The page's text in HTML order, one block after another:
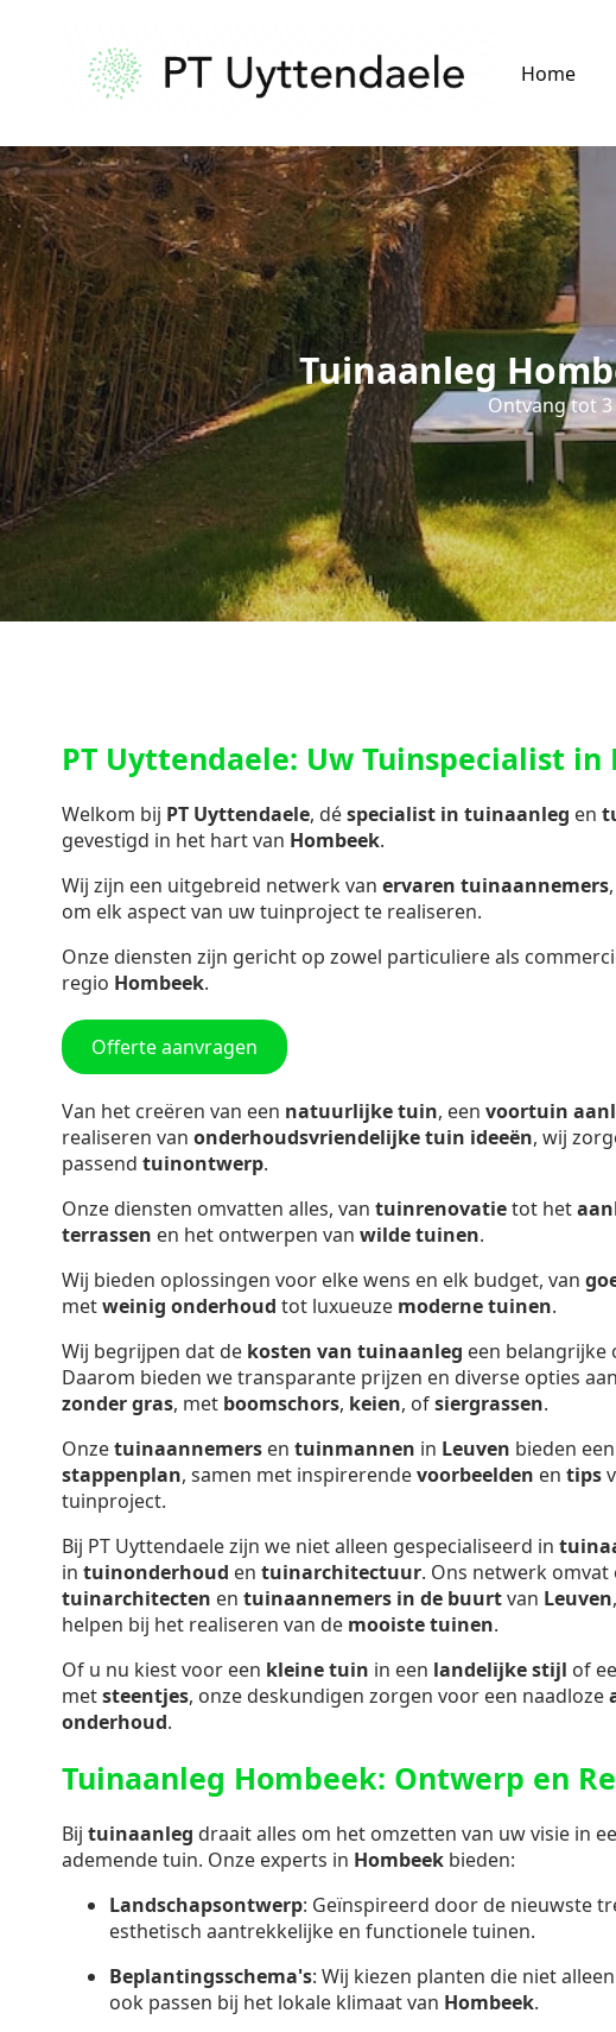
Home
Tuinaanleg
Ontvang tot
PT Uyttendaele: Uw Tuinspecialist in
Welkom bij PT Uyttendaele, déspecialist in tuinaanleg en
gevestigd in het hart van Hombeek.
Wij zijn een uitgebreid netwerk van ervaren tuinaannemers
om elk aspect van uw tuinproject te realiseren.
Onze diensten zijn gericht op zowel particuliere als
regio Hombeek.
Offerte aanvragen
Van het creëren van een natuurlijke tuin, een voortuin
realiseren van onderhoudsvriendelijke tuin ideeën, wij
passend tuinontwerp.
Onze diensten omvatten alles, van tuinrenovatietot het
terrassen en het ontwerpen van wilde tuinen.
Wij bieden oplossingen voor elke wens en elk budget, van
metweinig onderhoud tot luxueuze moderne tuinen.
Wij begrijpen dat de kosten van tuinaanleg een belangrijke
Daarom bieden we transparante prijzen en diverse opties
zonder gras, met boomschors, keien, ofsiergrassen.
Onzetuinaannemers en tuinmannen in Leuven bieden
stappenplan, samen met inspirerendevoorbeelden en tips
tuinproject.
Bij PT Uyttendaele zijn we niet alleen gespecialiseerd in
in tuinonderhoud en tuinarchitectuur. Ons netwerk omvat
tuinarchitecten en tuinaannemers in de buurtvan Leuven
helpen bij het realiseren van de mooiste tuinen.
Of u nu kiest voor een kleine tuin in een landelijke stijl of
metsteentjes, onze deskundigen zorgen voor een naadloze
onderhoud.
Tuinaanleg Hombeek: Ontwerp en
Bij tuinaanleg draait alles om het omzetten van uw visie in
ademende tuin. Onze experts in Hombeek bieden:
Landschapsontwerp: Geïnspireerd door de nieuwste
esthetisch aantrekkelijke en functionele tuinen.
Beplantingsschema's: Wij kiezen planten die niet
ook passen bij het lokale klimaat van Hombeek.